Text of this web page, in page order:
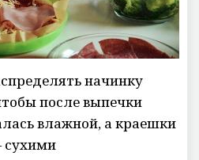
начинку
после выпечки
влажной, а краешки